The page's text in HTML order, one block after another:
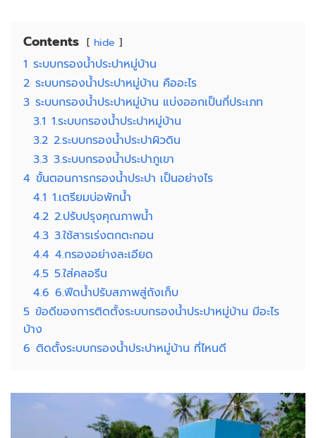
Contents hide
1 ระบบกรองน้ำประปาหมู่บ้าน
2 ระบบกรองน้ำประปาหมู่บ้าน คืออะไร
3 ระบบกรองน้ำประปาหมู่บ้าน แบ่งออกเป็นกี่ประเภท
3.1 1.ระบบกรองน้ำประปาหมู่บ้าน
3.2 2.ระบบกรองน้ำประปาผิวดิน
3.3 3.ระบบกรองน้ำประปาภูเขา
4 ขั้นตอนการกรองน้ำประปา เป็นอย่างไร
4.1 1.เตรียมบ่อพักน้ำ
4.2 2.ปรับปรุงคุณภาพน้ำ
4.3 3.ใช้สารเร่งตกตะกอน
4.4 4.กรองอย่างละเอียด
4.5 5.ใส่คลอรีน
4.6 6.ฟีดน้ำปรับสภาพสู่ถังเก็บ
5 ข้อดีของการติดตั้งระบบกรองน้ำประปาหมู่บ้าน มีอะไร
บ้าง
6 ติดตั้งระบบกรองน้ำประปาหมู่บ้าน ที่ไหนดี